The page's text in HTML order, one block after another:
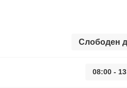
Слободен
08:00 -